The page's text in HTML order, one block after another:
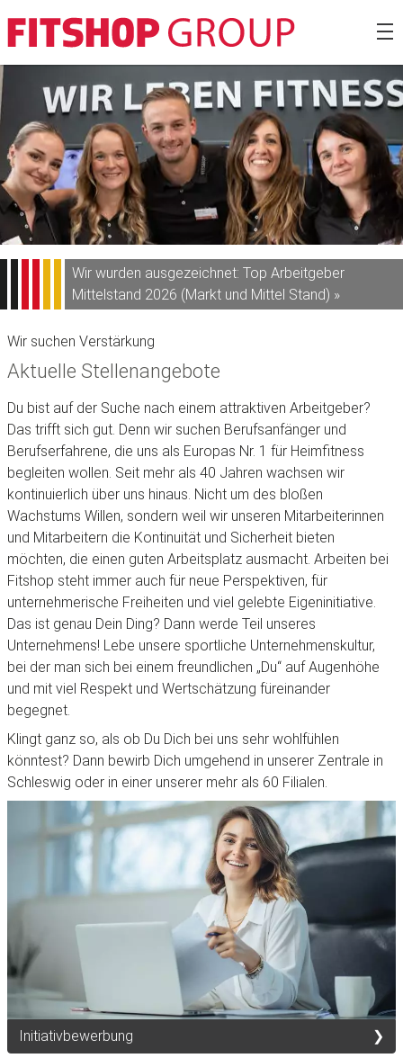
Zum
Inhalt
springen
Fitshop
Wir wurden ausgezeichnet: Top Arbeitgeber
Mittelstand 2026 (Markt und Mittel Stand) »
Wir suchen Verstärkung
Aktuelle Stellenangebote
Du bist auf der Suche nach einem attraktiven Arbeitgeber?
Das trifft sich gut. Denn wir suchen Berufsanfänger und
Berufserfahrene, die uns als Europas Nr. 1 für Heimfitness
begleiten wollen. Seit mehr als 40 Jahren wachsen wir
kontinuierlich über uns hinaus. Nicht um des bloßen
Wachstums Willen, sondern weil wir unseren Mitarbeiterinnen
und Mitarbeitern die Kontinuität und Sicherheit bieten
möchten, die einen guten Arbeitsplatz ausmacht. Arbeiten bei
Fitshop steht immer auch für neue Perspektiven, für
unternehmerische Freiheiten und viel gelebte Eigeninitiative.
Das ist genau Dein Ding? Dann werde Teil unseres
Unternehmens! Lebe unsere sportliche Unternehmenskultur,
bei der man sich bei einem freundlichen „Du“ auf Augenhöhe
und mit viel Respekt und Wertschätzung füreinander
begegnet.
Klingt ganz so, als ob Du Dich bei uns sehr wohlfühlen
könntest? Dann bewirb Dich umgehend in unserer Zentrale in
Schleswig oder in einer unserer mehr als 60 Filialen.
Initiativbewerbung